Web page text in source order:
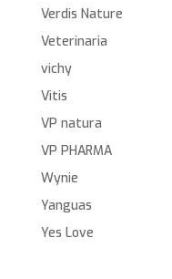
Verdis Nature
Veterinaria
vichy
Vitis
VP natura
VP PHARMA
Wynie
Yanguas
Yes Love